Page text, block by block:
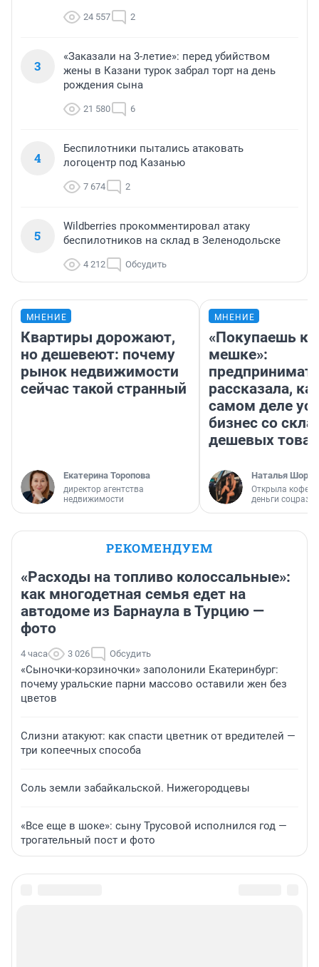
24 557 2
3
«Заказали на 3-летие»: перед убийством
жены в Казани турок забрал торт на день
рождения сына
21 580 6
4
Беспилотники пытались атаковать
логоцентр под Казанью
7 674 2
5
Wildberries прокомментировал атаку
беспилотников на склад в Зеленодольске
4 212 Обсудить
МНЕНИЕ
Квартиры дорожают,
но дешевеют: почему
рынок недвижимости
сейчас такой странный
Екатерина Торопова
директор агентства
недвижимости
МНЕНИЕ
«Покупаешь
мешке»:
рассказала,
самом деле
бизнес со
дешевых
Наталья
Открыла
деньги
РЕКОМЕНДУЕМ
«Расходы на топливо колоссальные»:
как многодетная семья едет на
автодоме из Барнаула в Турцию —
фото
4 часа 3 026 Обсудить
«Сыночки-корзиночки» заполонили Екатеринбург:
почему уральские парни массово оставили жен без
цветов
Слизни атакуют: как спасти цветник от вредителей —
три копеечных способа
Соль земли забайкальской. Нижегородцевы
«Все еще в шоке»: сыну Трусовой исполнился год —
трогательный пост и фото